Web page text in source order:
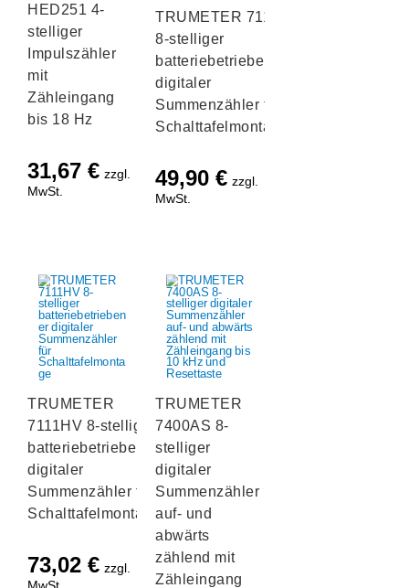
HED251 4-
stelliger
Impulszähler
mit
Zähleingang
bis 18 Hz
31,67 € zzgl.
MwSt.
TRUMETER 7111
8-stelliger
batteriebetriebener
digitaler
Summenzähler für
Schalttafelmontage
49,90 € zzgl.
MwSt.
TRUMETER
7111HV 8-stelliger
batteriebetriebener
digitaler
Summenzähler für
Schalttafelmontage
73,02 € zzgl.
MwSt.
TRUMETER
7400AS 8-
stelliger
digitaler
Summenzähler
auf- und
abwärts
zählend mit
Zähleingang